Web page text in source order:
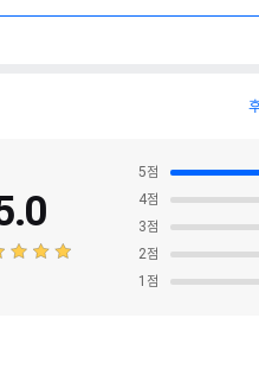
5점
4점
3점
2점
1 점